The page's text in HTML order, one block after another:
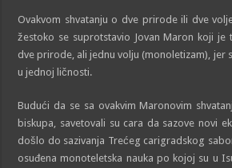
Ovakvom shvatanju o dve prirode ili dve
žestoko se suprotstavio Jovan Maron koji je
dve prirode, ali jednu volju (monoletizam), jer
u jednoj ličnosti.
Budući da se sa ovakvim Maronovim
biskupa, savetovali su cara da sazove novi
došlo do sazivanja Trećeg carigradskog
osuđena monoteletska nauka po kojoj su u